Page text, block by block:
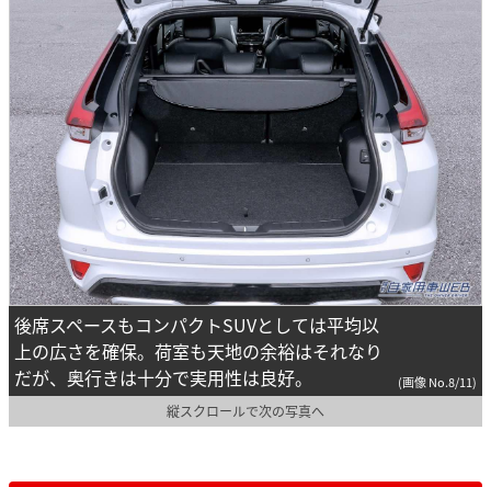
後席スペースもコンパクトSUVとしては平均以
上の広さを確保。荷室も天地の余裕はそれなり
だが、奥行きは十分で実用性は良好。
(画像 No.8/11)
縦スクロールで次の写真へ